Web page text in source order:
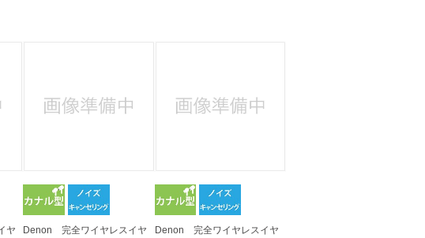
ヤ
Denon 完全ワイヤレスイヤ
Denon 完全ワイヤレスイヤ